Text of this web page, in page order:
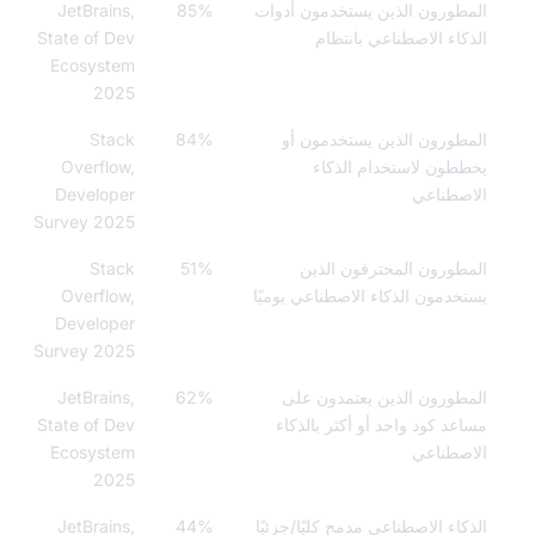
الذين يستخدمون أدوات
الاصطناعي بانتظام
85%
JetBrains,
State of Dev
Ecosystem
الذين يستخدمون أو
لاستخدام الذكاء
Stack
Overflow,
Developer
Survey 2025
المحترفون الذين
الذكاء الاصطناعي يوميًا
Stack
Overflow,
Developer
Survey 2025
الذين يعتمدون على
كود واحد أو أكثر بالذكاء
JetBrains,
State of Dev
Ecosystem
الاصطناعي مدمج كليًا/جزئيًا 44%
JetBrains,